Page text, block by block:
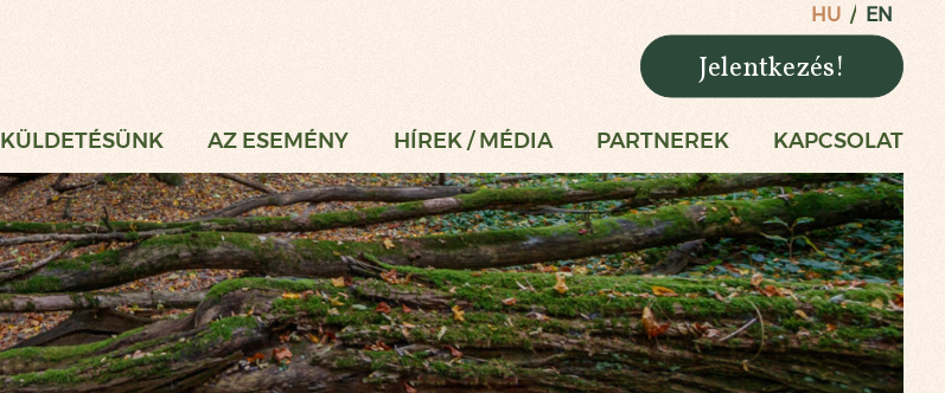
HU EN
Jelentkezés!
KÜLDETÉSÜNK AZ ESEMÉNY HÍREK / MÉDIA PARTNEREK KAPCSOLAT